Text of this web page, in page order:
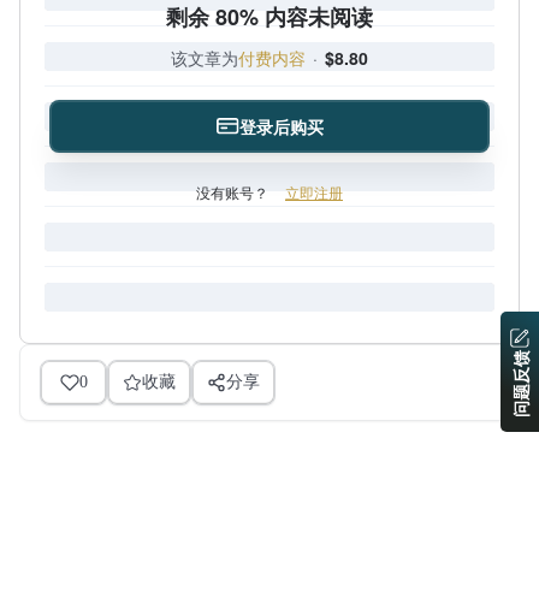
剩余 80% 内容未阅读
该文章为付费内容 · $8.80
登录后购买
没有账号？ 立即注册
0 收藏 分享 问题反馈